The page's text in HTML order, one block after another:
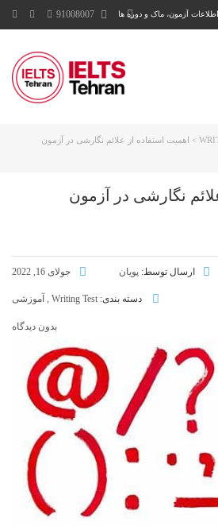
آزمون، ماک و دوره ها 91008007
>
اهمیت استفاده از علائم نگارشی در آزمون
نگارشی در آزمون
جولای 16, 2022 ارسال توسط: پویان
دسته بندی: Writing Test
, آموزشی
بدون دیدگاه